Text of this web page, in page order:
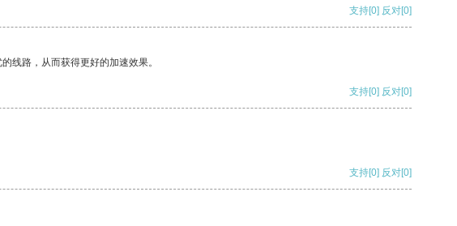
支持[0] 反对[0]
线路，从而获得更好的加速效果。
支持[0] 反对[0]
支持[0] 反对[0]